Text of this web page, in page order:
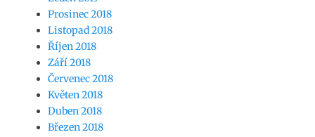
Prosinec 2018
Listopad 2018
Říjen 2018
Září 2018
Červenec 2018
Květen 2018
Duben 2018
Březen 2018